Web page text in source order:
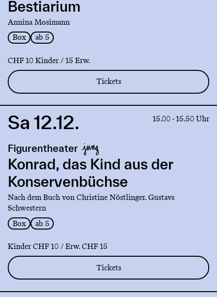
Bestiarium
Annina Mosimann
Box
ab 5
CHF 10 Kinder / 15 Erw.
Tickets
Link
Konrad,
das
Kind
der
Konservenbüchse
Sa 12.12. 15.00 - 15.50 Uhr
Figurentheater
Konrad, das Kind aus der
Konservenbüchse
Nach dem Buch von Christine Nöstlinger. Gustavs
Schwestern
Box
ab 5
Kinder CHF 10 / Erw. CHF 15
Tickets